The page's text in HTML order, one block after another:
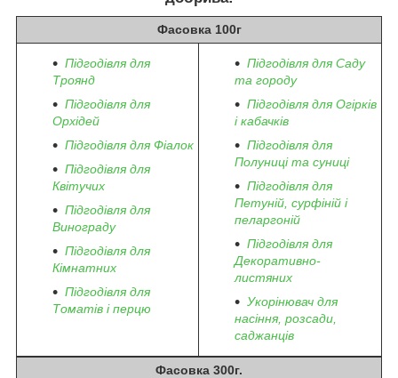
Фасовка 100г
Підгодівля для
Троянд
Підгодівля для
Орхідей
Підгодівля для Фіалок
Підгодівля для
Квітучих
Підгодівля для
Винограду
Підгодівля для
Кімнатних
Підгодівля для
Томатів і перцю
Підгодівля для Саду
та городу
Підгодівля для Огірків
і кабачків
Підгодівля для
Полуниці та суниці
Підгодівля для
Петуній, сурфіній і
пеларгоній
Підгодівля для
Декоративно-
листяних
Укорінювач для
насіння, розсади,
саджанців
Фасовка 300г.